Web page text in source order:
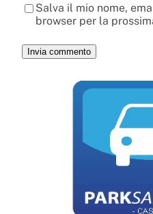
Salva il mio nome,
browser per la